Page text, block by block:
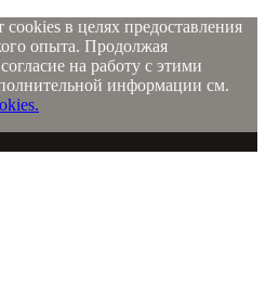
в целях предоставления
опыта. Продолжая
на работу с этими
информации см.